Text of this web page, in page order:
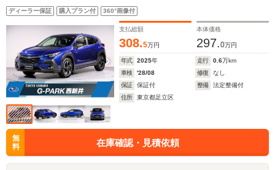
ルチビューモニター ナビゲーション機能 ステアリン
グヒーター Fシートヒーター ドライバーモニタリング
システム
ディーラー保証 購入プラン付 360°画像付
支払総額
308.5万円
本体価格
297.0万円
年式 2025年 走行 0.6万km
車検
'28/08 修復
なし
保証
保証付 整備
法定整備付
住所
東京都足立区
無
料
在庫確認・見積依頼